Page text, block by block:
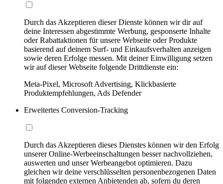
Durch das Akzeptieren dieser Dienste können wir dir auf
deine Interessen abgestimmte Werbung, gesponserte Inhalte
oder Rabattaktionen für unsere Webseite oder Produkte
basierend auf deinem Surf- und Einkaufsverhalten anzeigen
sowie deren Erfolge messen. Mit deiner Einwilligung setzen
wir auf dieser Webseite folgende Drittdienste ein:
Meta-Pixel, Microsoft Advertising, Klickbasierte
Produktempfehlungen, Ads Defender
Erweitertes Conversion-Tracking
Durch das Akzeptieren dieses Dienstes können wir den Erfolg
unserer Online-Werbeeinschaltungen besser nachvollziehen,
auswerten und unser Werbeangebot optimieren. Dazu
gleichen wir deine verschlüsselten personenbezogenen Daten
mit folgenden externen Anbietenden ab, sofern du deren